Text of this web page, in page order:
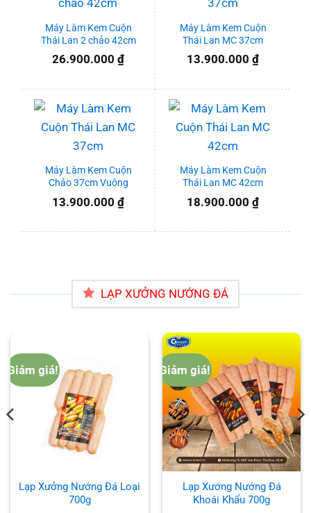
Máy Làm Kem Cuộn
Thái Lan 2 chảo 42cm
26.900.000 ₫
Máy Làm Kem Cuộn
Thái Lan MC 37cm
13.900.000 ₫
Máy Làm Kem Cuộn
Chảo 37cm Vuông
13.900.000 ₫
Máy Làm Kem Cuộn
Thái Lan MC 42cm
18.900.000 ₫
LẠP XƯỞNG NƯỚNG ĐÁ
Giảm giá!
Lạp Xưởng Nướng Đá Loại
700g
Giảm giá!
Lạp Xướng Nướng Đá
Khoái Khẩu 700g